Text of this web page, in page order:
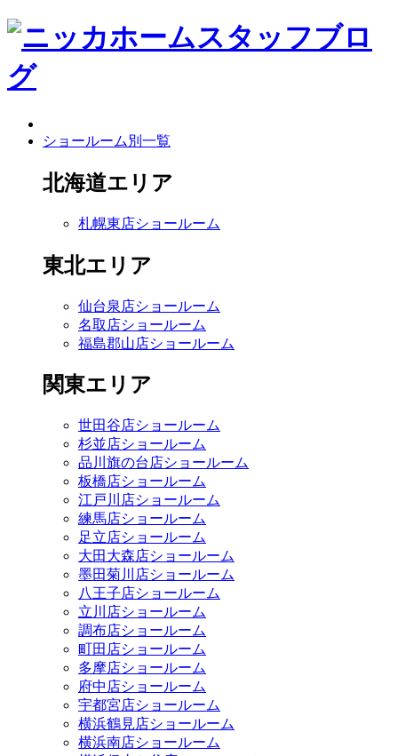
ショールーム別一覧
北海道エリア
札幌東店ショールーム
東北エリア
仙台泉店ショールーム
名取店ショールーム
福島郡山店ショールーム
関東エリア
世田谷店ショールーム
杉並店ショールーム
品川旗の台店ショールーム
板橋店ショールーム
江戸川店ショールーム
練馬店ショールーム
足立店ショールーム
大田大森店ショールーム
墨田菊川店ショールーム
八王子店ショールーム
立川店ショールーム
調布店ショールーム
町田店ショールーム
多摩店ショールーム
府中店ショールーム
宇都宮店ショールーム
横浜鶴見店ショールーム
横浜南店ショールーム